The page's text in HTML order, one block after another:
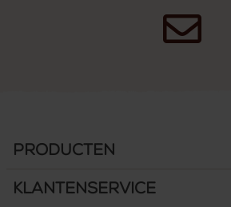
Producten
Klantenservice